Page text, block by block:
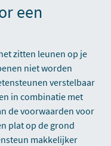
een
zitten leunen op je
niet worden
verstelbaar
in combinatie met
de voorwaarden voor
plat op de grond
makkelijker